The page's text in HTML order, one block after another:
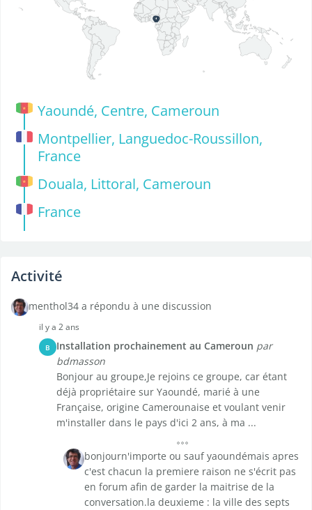
Yaoundé, Centre, Cameroun
Montpellier, Languedoc-Roussillon,
France
Douala, Littoral, Cameroun
France
Activité
menthol34 a répondu à une discussion
il y a 2 ans
B Installation prochainement au Cameroun par
bdmasson
Bonjour au groupe,Je rejoins ce groupe, car étant
déjà propriétaire sur Yaoundé, marié à une
Française, origine Camerounaise et voulant venir
m'installer dans le pays d'ici 2 ans, à ma ...
bonjourn'importe ou sauf yaoundémais apres
c'est chacun la premiere raison ne s'écrit pas
en forum afin de garder la maitrise de la
conversation.la deuxieme : la ville des septs